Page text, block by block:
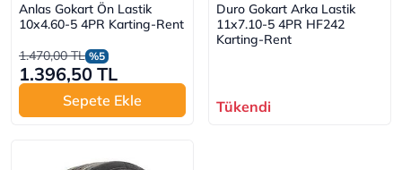
Anlas Gokart Ön Lastik
10x4.60-5 4PR Karting-Rent
1.470,00 TL %5
1.396,50 TL
Sepete Ekle
Duro Gokart Arka Lastik
11x7.10-5 4PR HF242
Karting-Rent
Tükendi